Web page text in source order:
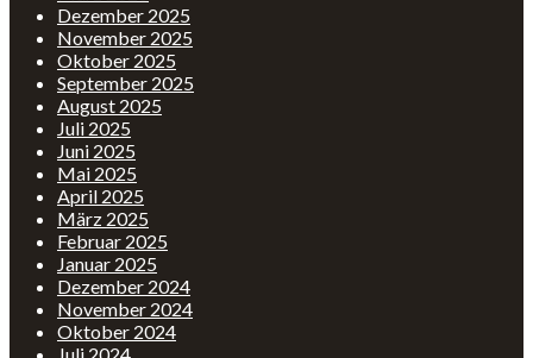
Dezember 2025
November 2025
Oktober 2025
September 2025
August 2025
Juli 2025
Juni 2025
Mai 2025
April 2025
März 2025
Februar 2025
Januar 2025
Dezember 2024
November 2024
Oktober 2024